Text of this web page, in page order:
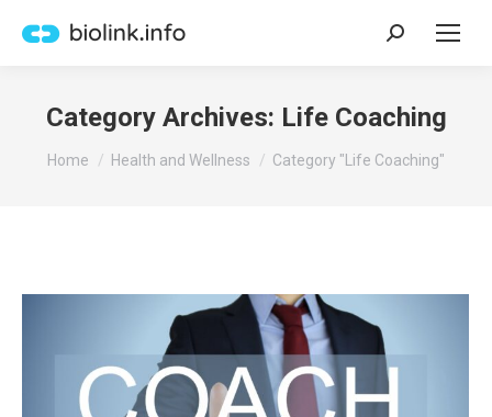
Search:
Category Archives: Life Coaching
You are here:
Home Health and Wellness Category "Life Coaching"